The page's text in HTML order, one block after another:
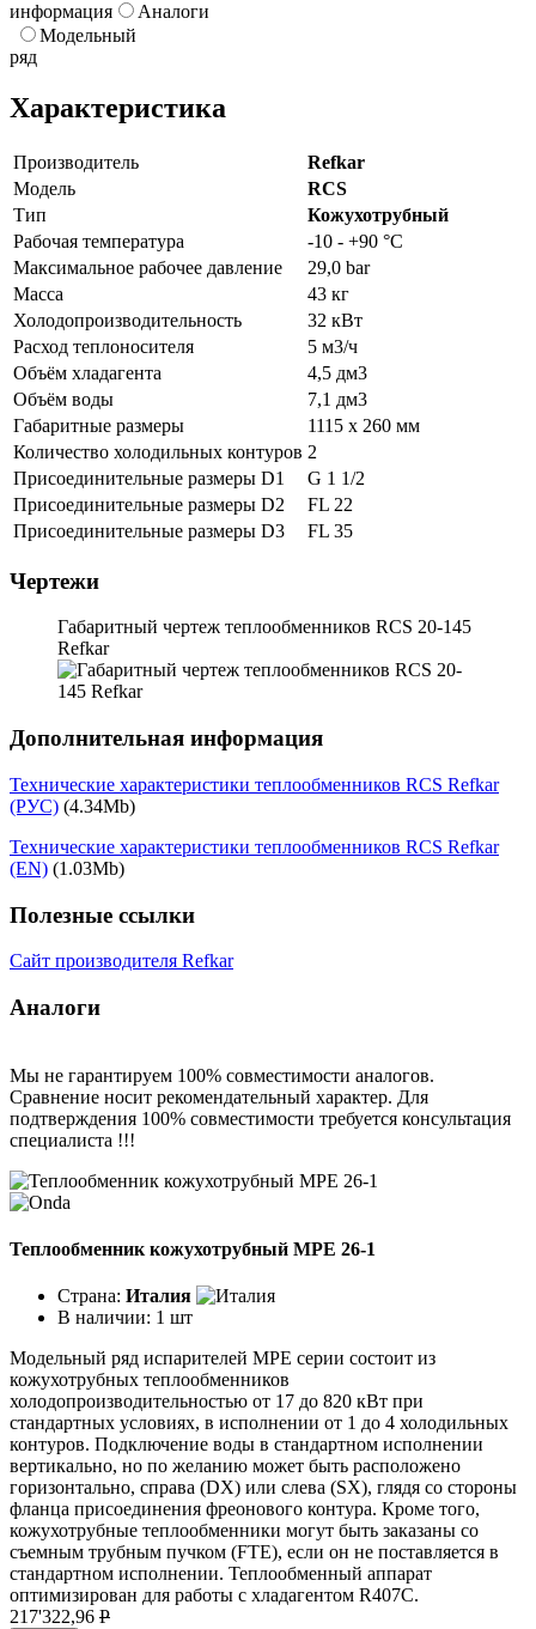
информация
Аналоги
Модельный
ряд
Характеристика
Производитель
Refkar
Модель
RCS
Тип
Кожухотрубный
Рабочая температура
-10 - +90 °C
Максимальное рабочее давление
29,0 bar
Масса
43 кг
Холодопроизводительность
32 кВт
Расход теплоносителя
5 м3/ч
Объём хладагента
4,5 дм3
Объём воды
7,1 дм3
Габаритные размеры
1115 х 260 мм
Количество холодильных контуров 2
Присоединительные размеры D1
G 1 1/2
Присоединительные размеры D2
FL 22
Присоединительные размеры D3
FL 35
Чертежи
Габаритный чертеж теплообменников RCS 20-145
Refkar
Дополнительная информация
Технические характеристики теплообменников RCS Refkar
(РУС) (4.34Mb)
Технические характеристики теплообменников RCS Refkar
(EN) (1.03Mb)
Полезные ссылки
Сайт производителя Refkar
Аналоги
Мы не гарантируем 100% совместимости аналогов.
Сравнение носит рекомендательный характер. Для
подтверждения 100% совместимости требуется консультация
специалиста !!!
Теплообменник кожухотрубный MPE 26-1
Страна: Италия
В наличии: 1 шт
Модельный ряд испарителей МРЕ серии состоит из
кожухотрубных теплообменников
холодопроизводительностью от 17 до 820 кВт при
стандартных условиях, в исполнении от 1 до 4 холодильных
контуров. Подключение воды в стандартном исполнении
вертикально, но по желанию может быть расположено
горизонтально, справа (DX) или слева (SX), глядя со стороны
фланца присоединения фреонового контура. Кроме того,
кожухотрубные теплообменники могут быть заказаны со
съемным трубным пучком (FTE), если он не поставляется в
стандартном исполнении. Теплообменный аппарат
оптимизирован для работы с хладагентом R407C.
217'322,96 P